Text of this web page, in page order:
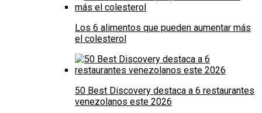
Los 6 alimentos que pueden aumentar más
el colesterol
50 Best Discovery destaca a 6 restaurantes
venezolanos este 2026